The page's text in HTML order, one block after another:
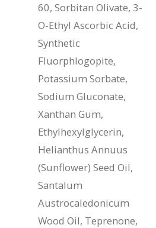
60, Sorbitan Olivate, 3-
O-Ethyl Ascorbic Acid,
Synthetic
Fluorphlogopite,
Potassium Sorbate,
Sodium Gluconate,
Xanthan Gum,
Ethylhexylglycerin,
Helianthus Annuus
(Sunflower) Seed Oil,
Santalum
Austrocaledonicum
Wood Oil, Teprenone,